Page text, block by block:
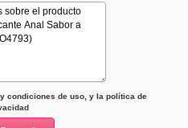
condiciones de uso, y la política de